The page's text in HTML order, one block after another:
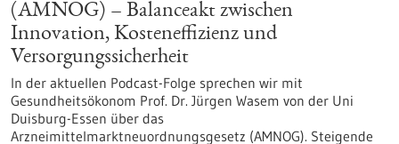
(AMNOG) – Balanceakt zwischen
Innovation, Kosteneffizienz und
Versorgungssicherheit
In der aktuellen Podcast-Folge sprechen wir mit
Gesundheitsökonom Prof. Dr. Jürgen Wasem von der Uni
Duisburg-Essen über das
Arzneimittelmarktneuordnungsgesetz (AMNOG). Steigende